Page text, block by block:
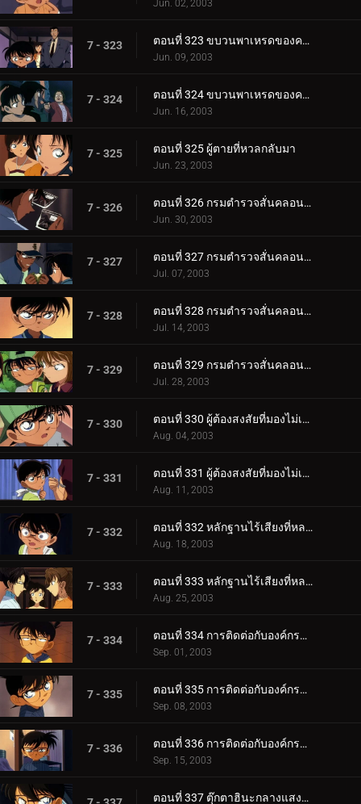
Jun. 02, 2003
7 - 323 ตอนที่ 323 ขบวนพาเหรดของความดีและความชั่ว (ตอนแรก )
Jun. 09, 2003
7 - 324 ตอนที่ 324 ขบวนพาเหรดของความดีและความชั่ว (ตอนจบ)
Jun. 16, 2003
7 - 325 ตอนที่ 325 ผู้ตายที่หวลกลับมา
Jun. 23, 2003
7 - 326 ตอนที่ 326 กรมตำรวจสั่นคลอน ตัวประกัน 12 ล้านคน (ตอนพิเศษ ตอนแรก)
Jun. 30, 2003
7 - 327 ตอนที่ 327 กรมตำรวจสั่นคลอน ตัวประกัน 12 ล้านคน (ตอนพิเศษ ตอนที่ 2)
Jul. 07, 2003
7 - 328 ตอนที่ 328 กรมตำรวจสั่นคลอน ตัวประกัน 12 ล้านคน (ตอนพิเศษ ตอนที่ 3)
Jul. 14, 2003
7 - 329 ตอนที่ 329 กรมตำรวจสั่นคลอน ตัวประกัน 12 ล้านคน (ตอนพิเศษ ตอนจบ)
Jul. 28, 2003
7 - 330 ตอนที่ 330 ผู้ต้องสงสัยที่มองไม่เห็น (ตอนแรก)
Aug. 04, 2003
7 - 331 ตอนที่ 331 ผู้ต้องสงสัยที่มองไม่เห็น (ตอนจบ)
Aug. 11, 2003
7 - 332 ตอนที่ 332 หลักฐานไร้เสียงที่หลงเหลืออยู่ (ตอนแรก)
Aug. 18, 2003
7 - 333 ตอนที่ 333 หลักฐานไร้เสียงที่หลงเหลืออยู่ (ตอนจบ)
Aug. 25, 2003
7 - 334 ตอนที่ 334 การติดต่อกับองค์กรชุดดำ (ภาคเจรจา)
Sep. 01, 2003
7 - 335 ตอนที่ 335 การติดต่อกับองค์กรชุดดำ (ภาคสะกดรอย)
Sep. 08, 2003
7 - 336 ตอนที่ 336 การติดต่อกับองค์กรชุดดำ (ภาคชี้เป็นชี้ตาย)
Sep. 15, 2003
ตอนที่ 337 ตุ๊กตาฮินะกลางแสงสนธยา (ตอนแรก)